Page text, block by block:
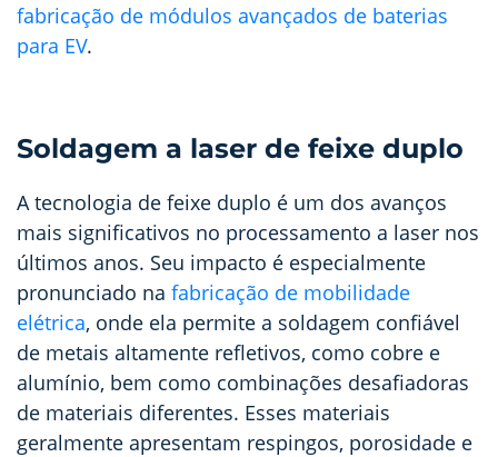
fabricação de módulos avançados de baterias
para EV.
Soldagem a laser de feixe duplo
A tecnologia de feixe duplo é um dos avanços
mais significativos no processamento a laser nos
últimos anos. Seu impacto é especialmente
pronunciado na fabricação de mobilidade
elétrica, onde ela permite a soldagem confiável
de metais altamente refletivos, como cobre e
alumínio, bem como combinações desafiadoras
de materiais diferentes. Esses materiais
geralmente apresentam respingos, porosidade e